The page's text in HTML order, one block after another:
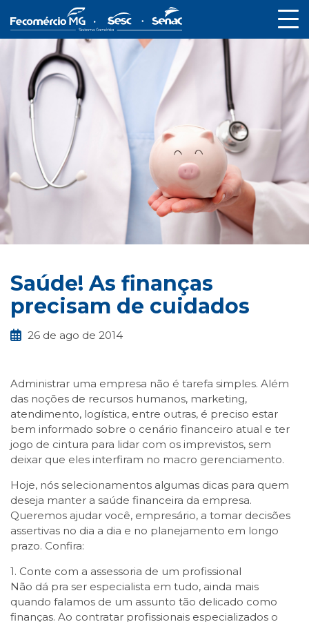
Saúde! As finanças
precisam de cuidados
26 de ago de 2014
Administrar uma empresa não é tarefa simples. Além
das noções de recursos humanos, marketing,
atendimento, logística, entre outras, é preciso estar
bem informado sobre o cenário financeiro atual e ter
jogo de cintura para lidar com os imprevistos, sem
deixar que eles interfiram no macro gerenciamento.
Hoje, nós selecionamentos algumas dicas para quem
deseja manter a saúde financeira da empresa.
Queremos ajudar você, empresário, a tomar decisões
assertivas no dia a dia e no planejamento em longo
prazo. Confira:
1. Conte com a assessoria de um profissional
Não dá pra ser especialista em tudo, ainda mais
quando falamos de um assunto tão delicado como
finanças. Ao contratar profissionais especializados o